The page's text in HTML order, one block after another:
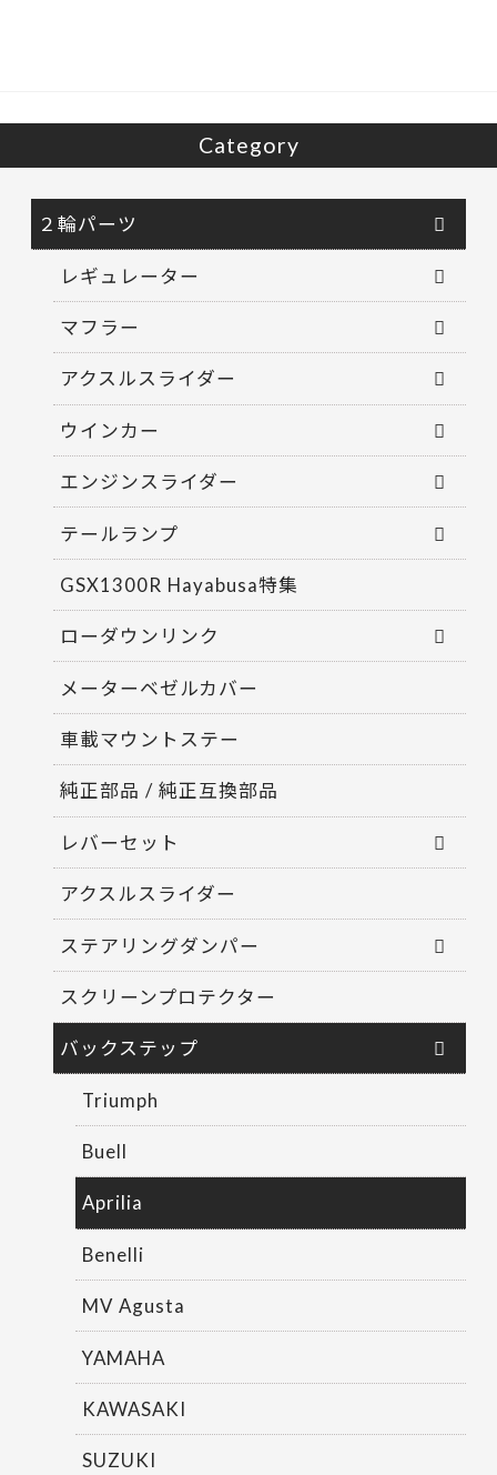
Category
２輪パーツ
レギュレーター
マフラー
アクスルスライダー
ウインカー
エンジンスライダー
テールランプ
GSX1300R Hayabusa特集
ローダウンリンク
メーターベゼルカバー
車載マウントステー
純正部品 / 純正互換部品
レバーセット
アクスルスライダー
ステアリングダンパー
スクリーンプロテクター
バックステップ
Triumph
Buell
Aprilia
Benelli
MV Agusta
YAMAHA
KAWASAKI
SUZUKI